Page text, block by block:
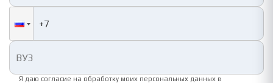
Я даю согласие на обработку моих персональных данных в